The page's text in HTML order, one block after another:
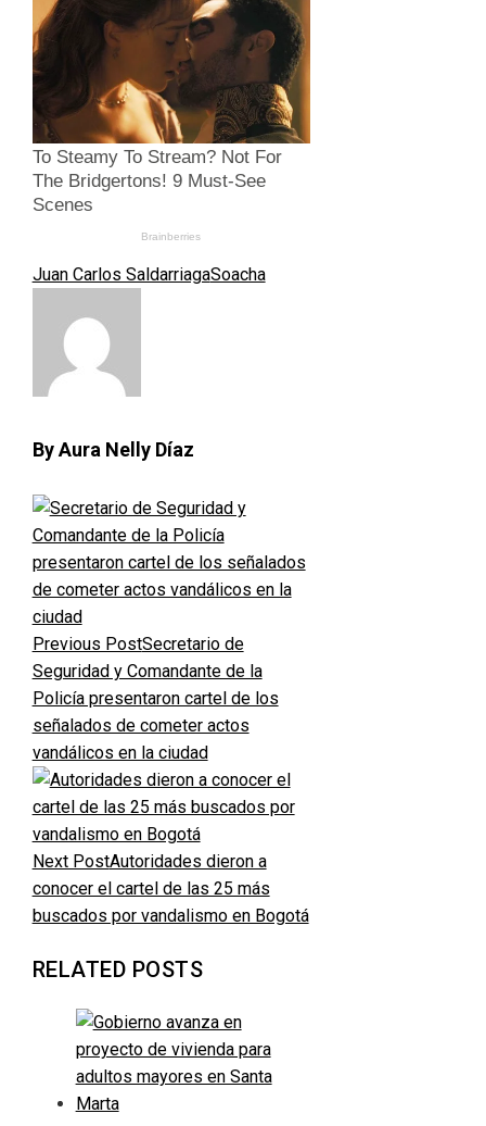
Juan Carlos SaldarriagaSoacha
By Aura Nelly Díaz
Previous PostSecretario de
Seguridad y Comandante de la
Policía presentaron cartel de los
señalados de cometer actos
vandálicos en la ciudad
Next PostAutoridades dieron a
conocer el cartel de las 25 más
buscados por vandalismo en Bogotá
RELATED POSTS